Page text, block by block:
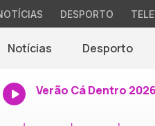
DESPORTO
Notícias Desporto
Verão Cá Dentro 2026